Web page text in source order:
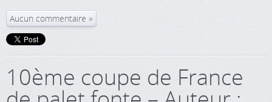
Aucun commentaire
10ème coupe de France